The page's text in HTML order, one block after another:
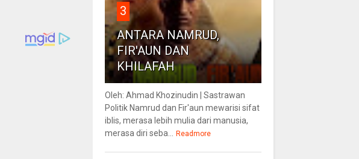
3
ANTARA NAMRUD,
FIR'AUN DAN
KHILAFAH
Oleh: Ahmad Khozinudin | Sastrawan
Politik Namrud dan Fir'aun mewarisi sifat
iblis, merasa lebih mulia dari manusia,
merasa diri seba...
Readmore